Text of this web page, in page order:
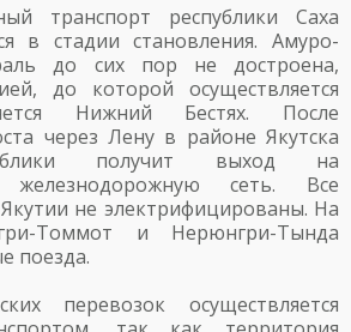
транспорт республики Саха
в стадии становления. Амуро-
до сих пор не достроена,
до которой осуществляется
Нижний Бестях. После
через Лену в районе Якутска
получит выход на
железнодорожную сеть. Все
не электрифицированы. На
Томмот и Нерюнгри-Тында
поезда.
перевозок осуществляется